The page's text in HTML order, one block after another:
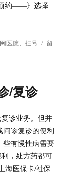
约——》选择
院绕过互联网医院
医院、挂号
于
绕
过
互
联
网
医
院
留
/复诊
诊业务。但并
问诊复诊的便利
些有慢性病需要
，处方药都可
海医保卡/社保
甲医院的在线问诊/